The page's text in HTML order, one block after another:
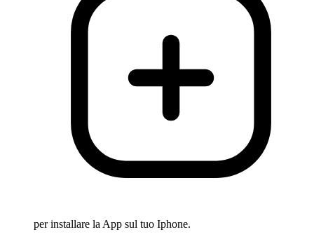
per installare la App sul tuo Iphone.